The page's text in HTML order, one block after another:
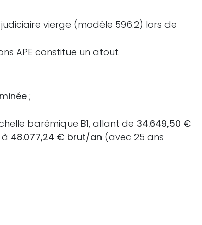
vierge (modèle 596.2) lors de
APE constitue un atout.
;
barémique B1, allant de 34.649,50 €
48.077,24 € brut/an (avec 25 ans